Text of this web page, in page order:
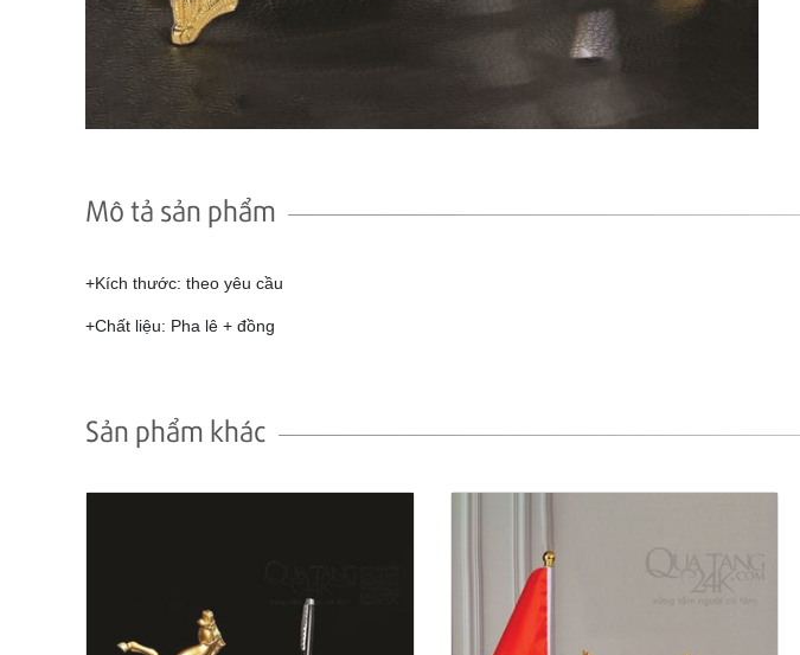
Mô tả sản phẩm
+Kích thước: theo yêu cầu
+Chất liệu: Pha lê + đồng
Sản phẩm khác